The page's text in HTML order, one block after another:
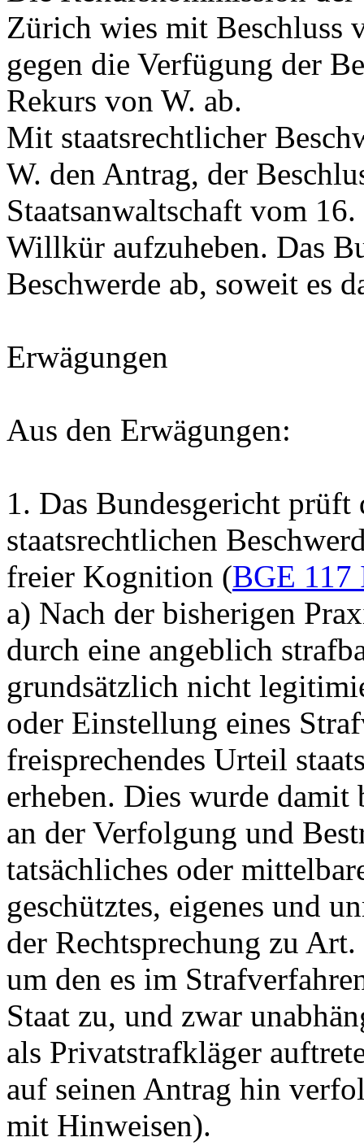
Zürich wies mit Beschluss
gegen die Verfügung der
Rekurs von W. ab.
Mit staatsrechtlicher
W. den Antrag, der
Staatsanwaltschaft vom
Willkür aufzuheben. Das
Beschwerde ab, soweit es
Erwägungen
Aus den Erwägungen:
1. Das Bundesgericht
staatsrechtlichen
freier Kognition (BGE 117
a) Nach der bisherigen
durch eine angeblich
grundsätzlich nicht
oder Einstellung eines
freisprechendes Urteil
erheben. Dies wurde damit
an der Verfolgung und
tatsächliches oder
geschütztes, eigenes und
der Rechtsprechung zu Art.
um den es im
Staat zu, und zwar
als Privatstrafkläger
auf seinen Antrag hin
mit Hinweisen).